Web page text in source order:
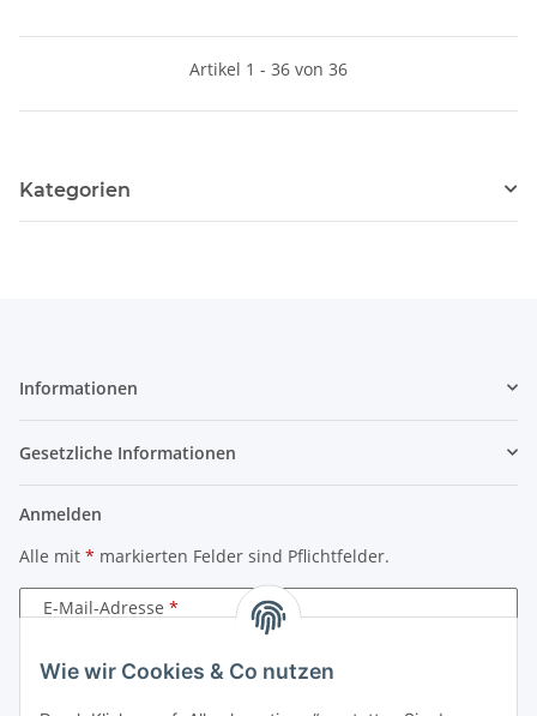
Wie wir Cookies & Co nutzen
Artikel 1 - 36 von 36
Kategorien
Informationen
Gesetzliche Informationen
Anmelden
Alle mit * markierten Felder sind Pflichtfelder.
E-Mail-Adresse
Passwort